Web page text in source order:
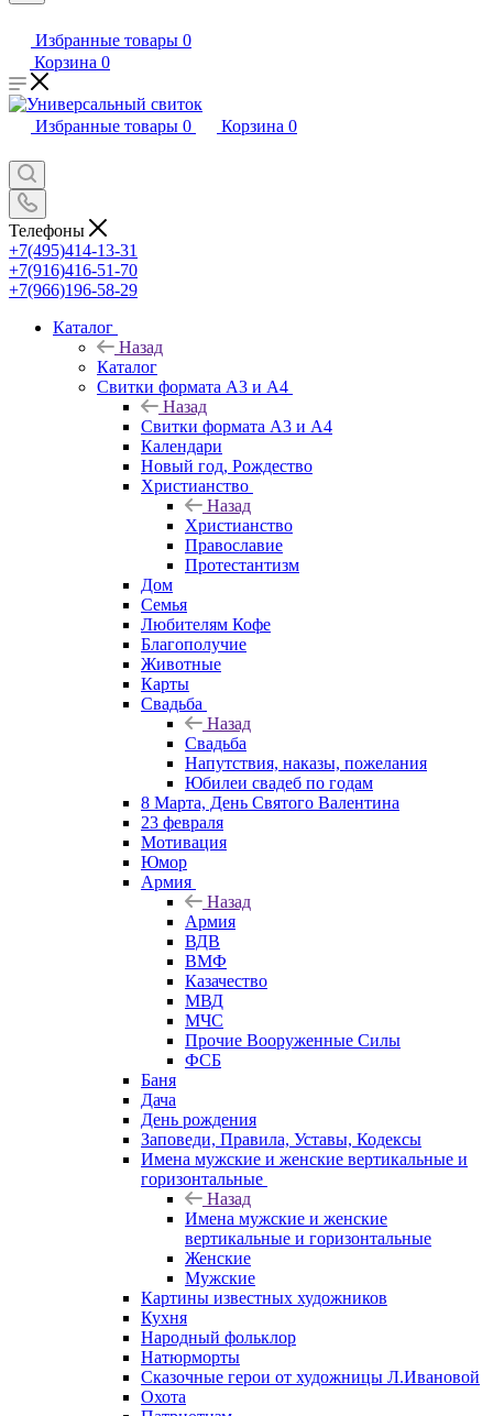
Избранные товары 0
Корзина 0
Избранные товары 0 Корзина 0
Телефоны
+7(495)414-13-31
+7(916)416-51-70
+7(966)196-58-29
Каталог
Назад
Каталог
Свитки формата А3 и А4
Назад
Свитки формата А3 и А4
Календари
Новый год, Рождество
Христианство
Назад
Христианство
Православие
Протестантизм
Дом
Семья
Любителям Кофе
Благополучие
Животные
Карты
Свадьба
Назад
Свадьба
Напутствия, наказы, пожелания
Юбилеи свадеб по годам
8 Марта, День Святого Валентина
23 февраля
Мотивация
Юмор
Армия
Назад
Армия
ВДВ
ВМФ
Казачество
МВД
МЧС
Прочие Вооруженные Силы
ФСБ
Баня
Дача
День рождения
Заповеди, Правила, Уставы, Кодексы
Имена мужские и женские вертикальные и
горизонтальные
Назад
Имена мужские и женские
вертикальные и горизонтальные
Женские
Мужские
Картины известных художников
Кухня
Народный фольклор
Натюрморты
Сказочные герои от художницы Л.Ивановой
Охота